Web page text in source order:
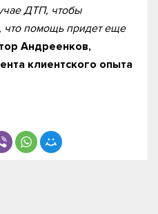
ДТП, чтобы
что помощь придет еще
Андреенков,
клиентского опыта